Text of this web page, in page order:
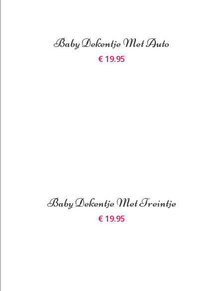
Baby Dekentje Met Auto
€ 19.95
Baby Dekentje Met Treintje
€ 19.95